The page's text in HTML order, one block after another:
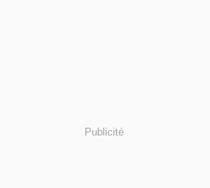
Publicité